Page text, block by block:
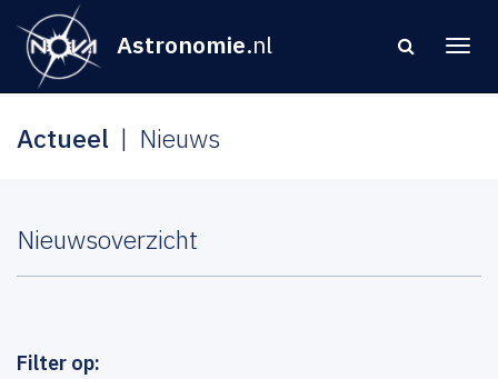
Astronomie.nl
Actueel Nieuws
Nieuwsoverzicht
Filter op: